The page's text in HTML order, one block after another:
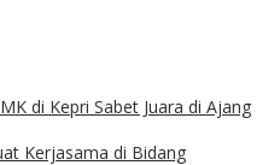
di Kepri Sabet Juara di Ajang
Kerjasama di Bidang